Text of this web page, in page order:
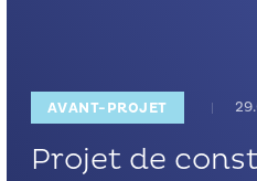
AVANT-PROJET
Projet de